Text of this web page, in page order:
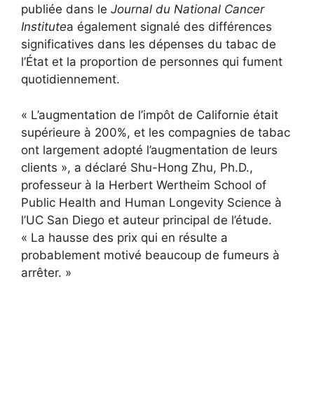
publiée dans le Journal du National Cancer
Institutea également signalé des différences
significatives dans les dépenses du tabac de
l’État et la proportion de personnes qui fument
quotidiennement.
« L’augmentation de l’impôt de Californie était
supérieure à 200%, et les compagnies de tabac
ont largement adopté l’augmentation de leurs
clients », a déclaré Shu-Hong Zhu, Ph.D.,
professeur à la Herbert Wertheim School of
Public Health and Human Longevity Science à
l’UC San Diego et auteur principal de l’étude.
« La hausse des prix qui en résulte a
probablement motivé beaucoup de fumeurs à
arrêter. »